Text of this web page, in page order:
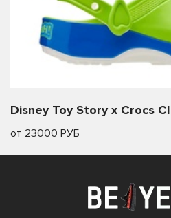
Disney Toy Story x Crocs
от 23000 РУБ